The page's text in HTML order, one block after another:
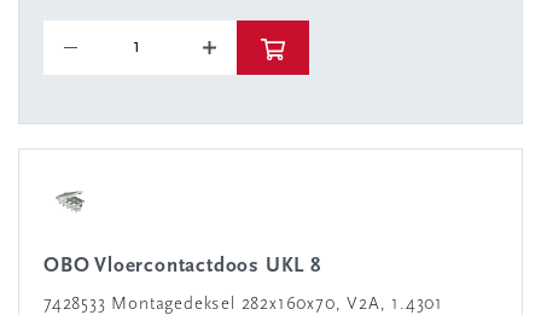
OBO Vloercontactdoos UKL 8
7428533 Montagedeksel 282x160x70, V2A, 1.4301